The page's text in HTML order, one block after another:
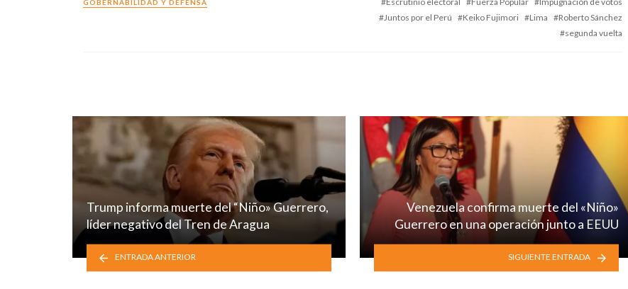
GOBERNABILIDAD Y DEFENSA
Juntos por el Perú
Keiko Fujimori Lima
Roberto Sánchez
segunda vuelta
Trump informa muerte del “Niño» Guerrero,
líder negativo del Tren de Aragua
ENTRADA ANTERIOR
Venezuela confirma muerte del «Niño»
Guerrero en una operación junto a EEUU
SIGUIENTE ENTRADA